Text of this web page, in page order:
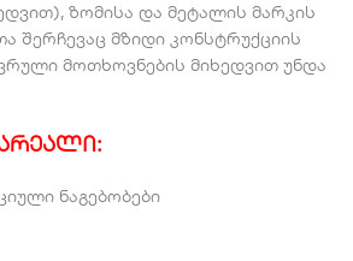
ზომისა და მეტალის მარკის
შერჩევაც მზიდი კონსტრუქციის
მოთხოვნების მიხედვით უნდა
:
ნაგებობები